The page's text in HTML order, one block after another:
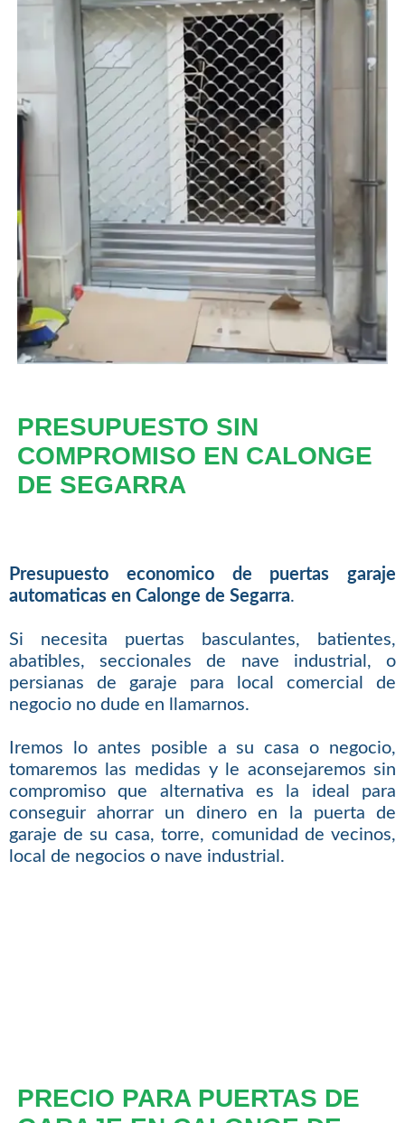
PRESUPUESTO SIN
COMPROMISO EN CALONGE
DE SEGARRA
Presupuesto economico de puertas garaje
automaticas en Calonge de Segarra.
Si necesita puertas basculantes, batientes,
abatibles, seccionales de nave industrial, o
persianas de garaje para local comercial de
negocio no dude en llamarnos.
Iremos lo antes posible a su casa o negocio,
tomaremos las medidas y le aconsejaremos sin
compromiso que alternativa es la ideal para
conseguir ahorrar un dinero en la puerta de
garaje de su casa, torre, comunidad de vecinos,
local de negocios o nave industrial.
PRECIO PARA PUERTAS DE